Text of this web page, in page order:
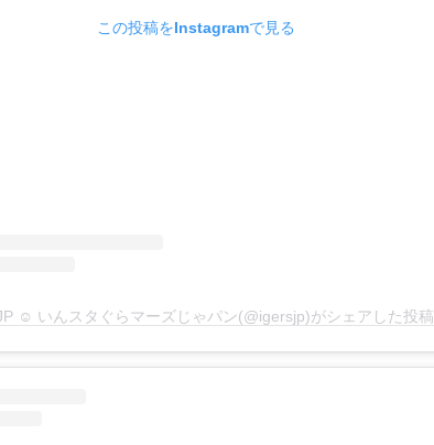
この投稿をInstagramで見る
☺︎ いんスタぐらマーズじゃパン(@igersjp)がシェアした投稿